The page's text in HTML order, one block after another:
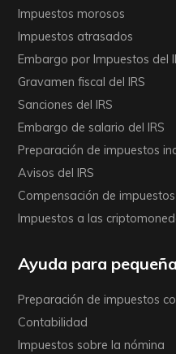
Impuestos morosos
Impuestos atrasados
Embargo por Impuestos del
Gravamen fiscal del IRS
Sanciones del IRS
Embargo de salario del IRS
Preparación de impuestos
Avisos del IRS
Compensación de impuestos
Impuestos a las
Ayuda para
Preparación de impuestos
Contabilidad
Impuestos sobre la nómina